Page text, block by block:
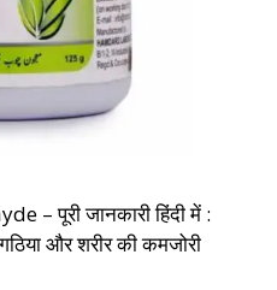
– पूरी जानकारी हिंदी में :
और शरीर की कमजोरी